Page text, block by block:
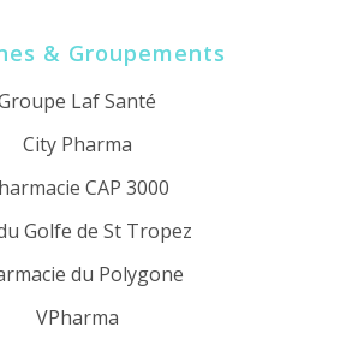
& Groupements
Laf Santé
City Pharma
CAP 3000
Golfe de St Tropez
du Polygone
VPharma